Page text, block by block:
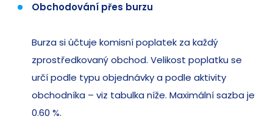
Obchodování přes burzu
Burza si účtuje komisní poplatek za každý
zprostředkovaný obchod. Velikost poplatku se
určí podle typu objednávky a podle aktivity
obchodníka – viz tabulka níže. Maximální sazba je
0.60 %.